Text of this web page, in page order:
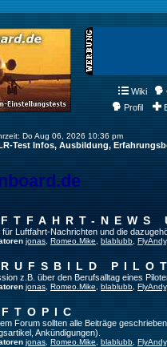
Wiki
Profil
Do Aug 06, 2026 10:36 pm
Test Infos, Ausbildung,
NEWS
für Luftfahrt-Nachrichten und die
jonas Romeo.Mike blablubb FlyAndy,
PILOT
z.B. über den Berufsalltag eines
jonas Romeo.Mike blablubb FlyAndy,
Forum sollten alle Beiträge
Ankündigungen).
jonas Romeo.Mike blablubb FlyAndy,